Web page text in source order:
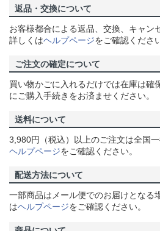
返品・交換について
お客様都合による返品、交換、キャン
詳しくはヘルプページをご確認くださ
ご注文の確定について
買い物かごに入れるだけでは在庫は確
にご購入手続きをお済ませください。
送料について
3,980円（税込）以上のご注文は全国
ヘルプページをご確認ください。
配送方法について
一部商品はメール便でのお届けとなる
はヘルプページをご確認ください。